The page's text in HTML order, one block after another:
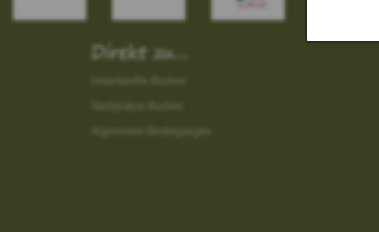
Direkt zu...
Algemeine Bedingungen